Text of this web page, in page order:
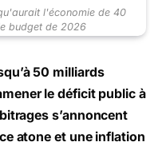
l'économie de 40
budget de 2026
50 milliards
le déficit public à
s’annoncent
atone et une inflation